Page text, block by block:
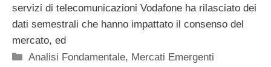
servizi di telecomunicazioni Vodafone ha rilasciato dei
dati semestrali che hanno impattato il consenso del
mercato, ed
Categorie
Analisi Fondamentale, Mercati Emergenti